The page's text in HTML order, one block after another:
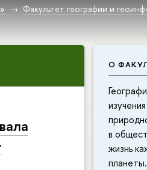
Факультет географии и
О
в
жизнь
планеты.